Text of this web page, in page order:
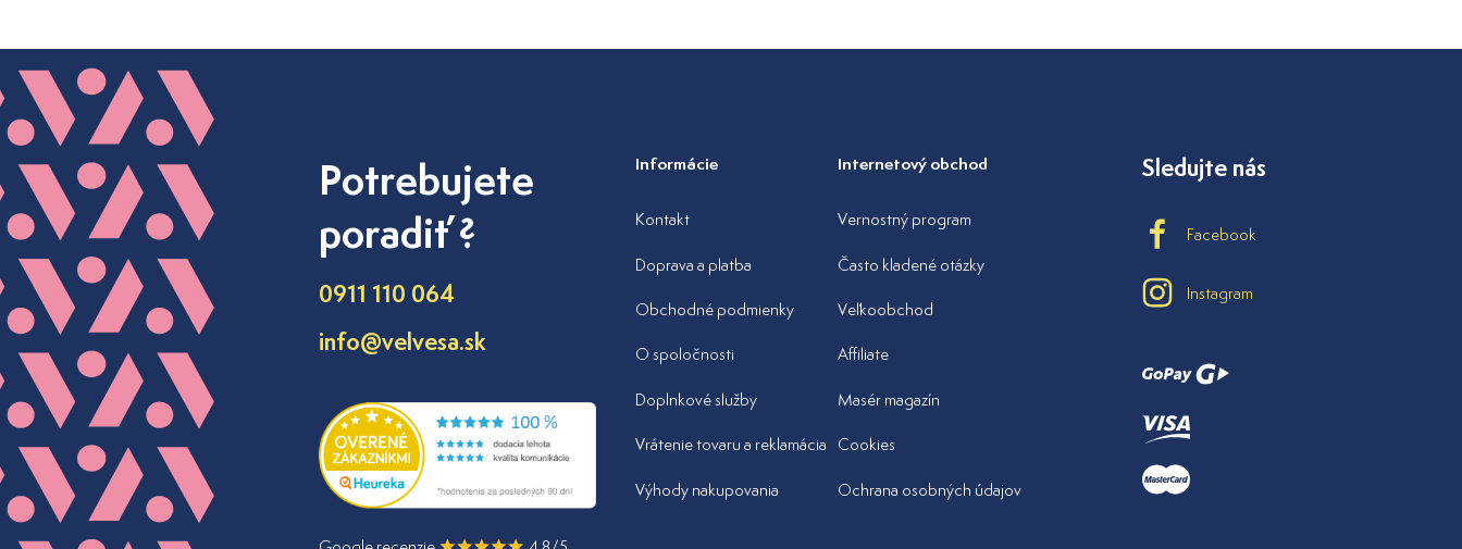
Potrebujete
poradiť ?
0911 110 064
info@velvesa.sk
Informácie
Kontakt
Doprava a platba
Obchodné podmienky
O spoločnosti
Doplnkové služby
Vrátenie tovaru a reklamácia
Výhody nakupovania
Internetový obchod
Vernostný program
Často kladené otázky
Veľkoobchod
Affiliate
Masér magazín
Cookies
Ochrana osobných údajov
Sledujte nás
Facebook
Instagram